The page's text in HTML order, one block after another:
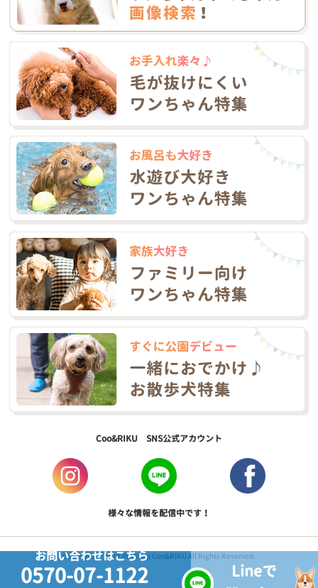
お問い合わせはこちら
0570-07-1122
Lineで
Coo&RIKU SNS公式アカウント
様々な情報を配信中です！
Copyright © 2017 PetShop Coo&RIKU All Rights Reserved.